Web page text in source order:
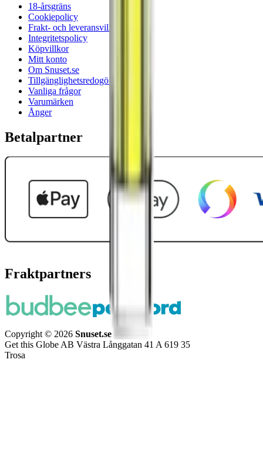
18-årsgräns
Cookiepolicy
Frakt- och leveransvillkor
Integritetspolicy
Köpvillkor
Mitt konto
Om Snuset.se
Tillgänglighetsredogörelse
Vanliga frågor
Varumärken
Ånger
Betalpartner
Fraktpartners
Copyright © 2026 Snuset.se
Get this Globe AB Västra Långgatan 41 A 619 35
Trosa